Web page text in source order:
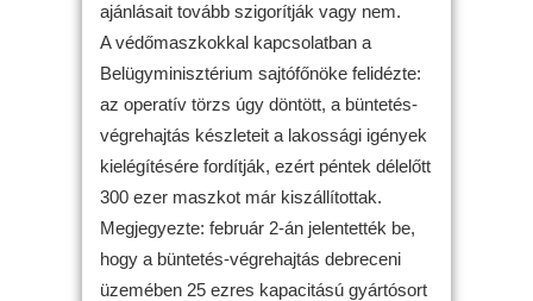
ajánlásait tovább szigorítják vagy nem.
A védőmaszkokkal kapcsolatban a
Belügyminisztérium sajtófőnöke felidézte:
az operatív törzs úgy döntött, a büntetés-
végrehajtás készleteit a lakossági igények
kielégítésére fordítják, ezért péntek délelőtt
300 ezer maszkot már kiszállítottak.
Megjegyezte: február 2-án jelentették be,
hogy a büntetés-végrehajtás debreceni
üzemében 25 ezres kapacitású gyártósort